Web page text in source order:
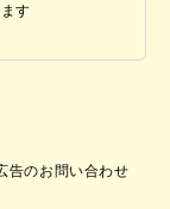
す
告のお問い合わせ